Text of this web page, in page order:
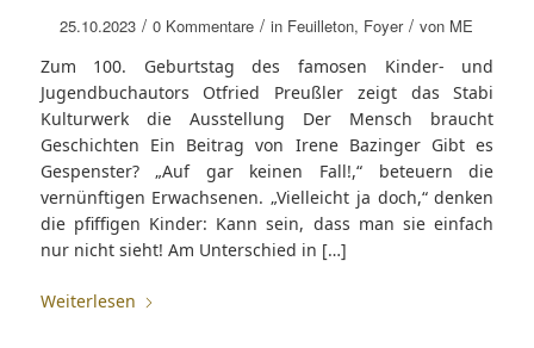
25.10.2023 / 0 Kommentare / in Feuilleton, Foyer / von ME
Zum 100. Geburtstag des famosen Kinder- und
Jugendbuchautors Otfried Preußler zeigt das Stabi
Kulturwerk die Ausstellung Der Mensch braucht
Geschichten Ein Beitrag von Irene Bazinger Gibt es
Gespenster? „Auf gar keinen Fall!,“ beteuern die
vernünftigen Erwachsenen. „Vielleicht ja doch,“ denken
die pfiffigen Kinder: Kann sein, dass man sie einfach
nur nicht sieht! Am Unterschied in […]
Weiterlesen